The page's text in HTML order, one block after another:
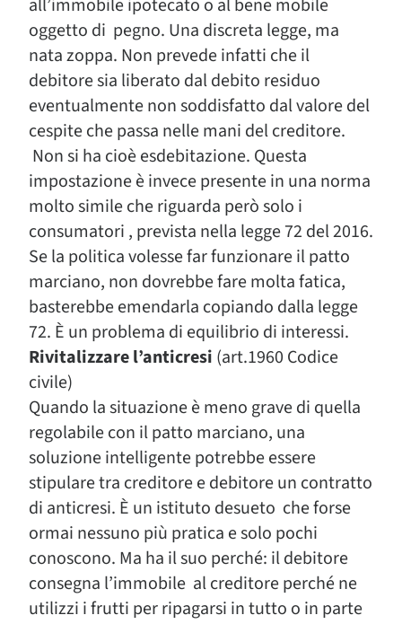
all’immobile ipotecato o al bene mobile
oggetto di pegno. Una discreta legge, ma
nata zoppa. Non prevede infatti che il
debitore sia liberato dal debito residuo
eventualmente non soddisfatto dal valore del
cespite che passa nelle mani del creditore.
Non si ha cioè esdebitazione. Questa
impostazione è invece presente in una norma
molto simile che riguarda però solo i
consumatori , prevista nella legge 72 del 2016.
Se la politica volesse far funzionare il patto
marciano, non dovrebbe fare molta fatica,
basterebbe emendarla copiando dalla legge
72. È un problema di equilibrio di interessi.
Rivitalizzare l’anticresi (art.1960 Codice
civile)
Quando la situazione è meno grave di quella
regolabile con il patto marciano, una
soluzione intelligente potrebbe essere
stipulare tra creditore e debitore un contratto
di anticresi. È un istituto desueto che forse
ormai nessuno più pratica e solo pochi
conoscono. Ma ha il suo perché: il debitore
consegna l’immobile al creditore perché ne
utilizzi i frutti per ripagarsi in tutto o in parte